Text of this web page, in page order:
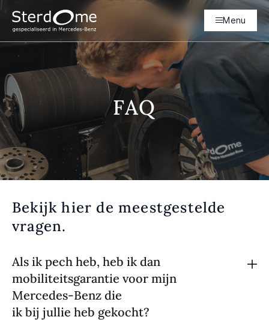
Menu
FAQ
Bekijk hier de meestgestelde
vragen.
Als ik pech heb, heb ik dan
mobiliteitsgarantie voor mijn
Mercedes-Benz die
ik bij jullie heb gekocht?